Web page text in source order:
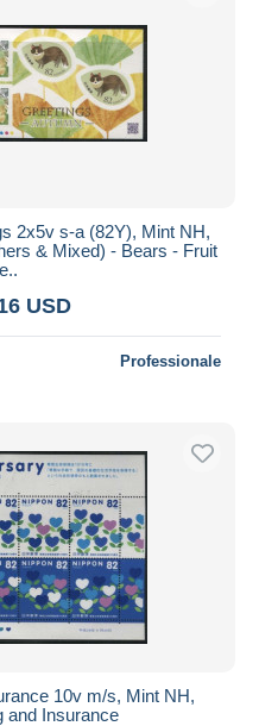
2x5v s-a (82Y), Mint NH,
& Mixed) - Bears - Fruit
USD
Professionale
10v m/s, Mint NH,
and Insurance